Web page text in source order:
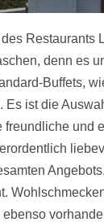
Restaurants
denn es
Buffets,
Es ist die
freundliche und